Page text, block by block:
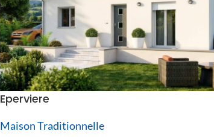
Eperviere
Maison Traditionnelle